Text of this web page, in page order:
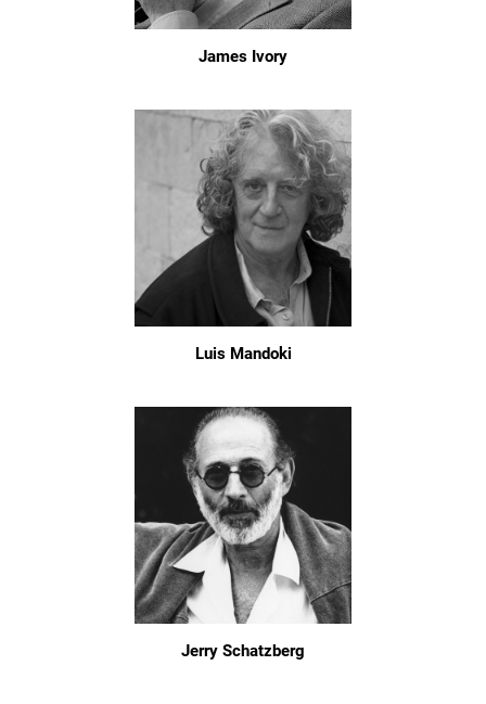
James Ivory
Luis Mandoki
Jerry Schatzberg